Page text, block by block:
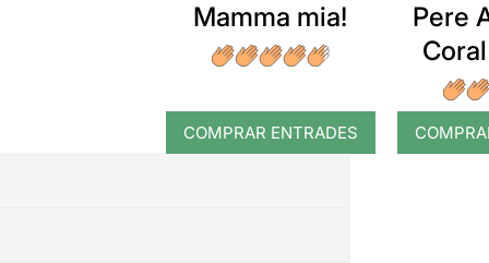
Mamma mia!
COMPRAR ENTRADES
Pere